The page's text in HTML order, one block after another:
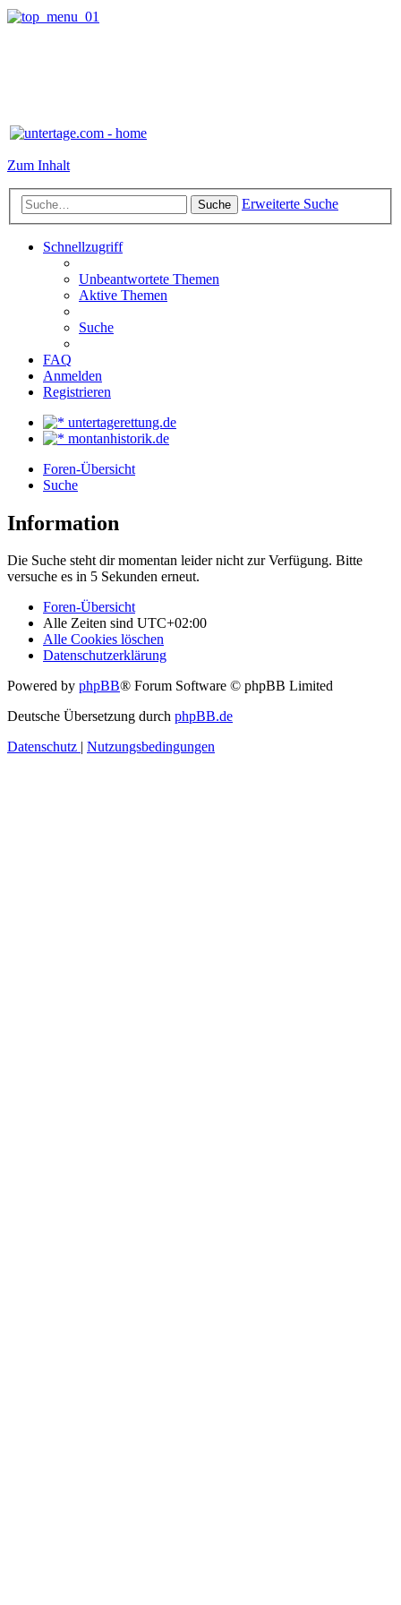
Zum Inhalt
Suche Erweiterte Suche
Schnellzugriff
Unbeantwortete Themen
Aktive Themen
Suche
FAQ
Anmelden
Registrieren
untertagerettung.de
montanhistorik.de
Foren-Übersicht
Suche
Information
Die Suche steht dir momentan leider nicht zur Verfügung. Bitte
versuche es in 5 Sekunden erneut.
Foren-Übersicht
Alle Zeiten sind UTC+02:00
Alle Cookies löschen
Datenschutzerklärung
Powered by phpBB® Forum Software © phpBB Limited
Deutsche Übersetzung durch phpBB.de
Datenschutz | Nutzungsbedingungen